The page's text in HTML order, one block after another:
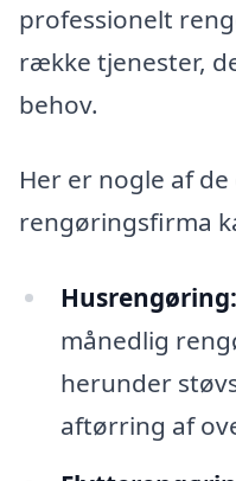
professionelt
række tjenester,
behov.
Her er nogle af
rengøringsfirma
Husrengøring:
månedlig
herunder
aftørring af